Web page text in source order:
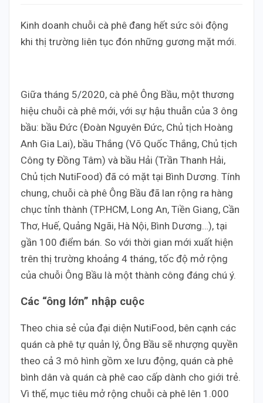
Kinh doanh chuỗi cà phê đang hết sức sôi động
khi thị trường liên tục đón những gương mặt mới.
Giữa tháng 5/2020, cà phê Ông Bầu, một thương
hiệu chuỗi cà phê mới, với sự hậu thuẫn của 3 ông
bầu: bầu Đức (Đoàn Nguyên Đức, Chủ tịch Hoàng
Anh Gia Lai), bầu Thắng (Võ Quốc Thắng, Chủ tịch
Công ty Đồng Tâm) và bầu Hải (Trần Thanh Hải,
Chủ tịch NutiFood) đã có mặt tại Bình Dương. Tính
chung, chuỗi cà phê Ông Bầu đã lan rộng ra hàng
chục tỉnh thành (TP.HCM, Long An, Tiền Giang, Cần
Thơ, Huế, Quảng Ngãi, Hà Nội, Bình Dương…), tại
gần 100 điểm bán. So với thời gian mới xuất hiện
trên thị trường khoảng 4 tháng, tốc độ mở rộng
của chuỗi Ông Bầu là một thành công đáng chú ý.
Các “ông lớn” nhập cuộc
Theo chia sẻ của đại diện NutiFood, bên cạnh các
quán cà phê tự quản lý, Ông Bầu sẽ nhượng quyền
theo cả 3 mô hình gồm xe lưu động, quán cà phê
bình dân và quán cà phê cao cấp dành cho giới trẻ.
Vì thế, mục tiêu mở rộng chuỗi cà phê lên 1.000